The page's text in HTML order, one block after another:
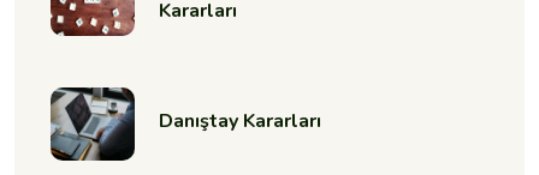
Kararları
Danıştay Kararları